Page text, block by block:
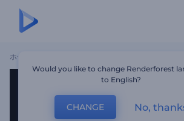
ホーム
Would you like to change Renderforest
to English?
CHANGE No,